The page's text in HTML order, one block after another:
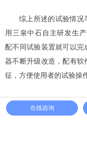
综上所述的试验情况
用三泉中石自主研发生
配不同试验装置就可以完
器不断升级改造，配有
征，方便使用者的试验操作
更多信息请关注三泉
在线咨询